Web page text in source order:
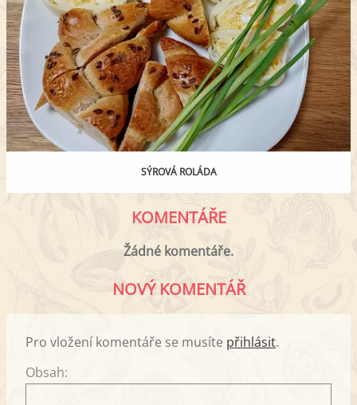
SÝROVÁ ROLÁDA
KOMENTÁŘE
Žádné komentáře.
NOVÝ KOMENTÁŘ
Pro vložení komentáře se musíte přihlásit.
Obsah: